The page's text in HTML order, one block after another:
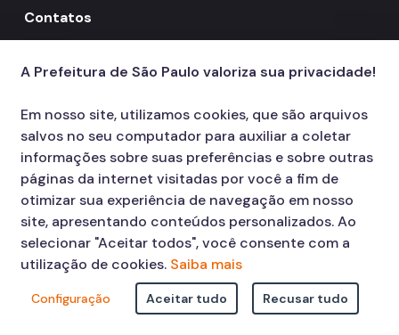
Contatos
156
© COPYRIGHT 2026,
Prefeitura Municipal de São Paulo Viaduto do Cha,
15 - Centro - CEP: 01002-020
A Prefeitura de São Paulo valoriza sua privacidade!
Em nosso site, utilizamos cookies, que são arquivos
salvos no seu computador para auxiliar a coletar
informações sobre suas preferências e sobre outras
páginas da internet visitadas por você a fim de
otimizar sua experiência de navegação em nosso
site, apresentando conteúdos personalizados. Ao
selecionar "Aceitar todos", você consente com a
utilização de cookies. Saiba mais
Configuração Aceitar tudo Recusar tudo